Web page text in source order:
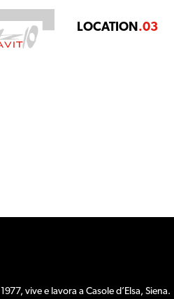
LOCATION.03
vive e lavora a Casole d’Elsa, Siena.